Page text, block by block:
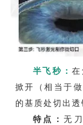
半飞秒：
掀开（相当于
的基质处切出透
特点：无